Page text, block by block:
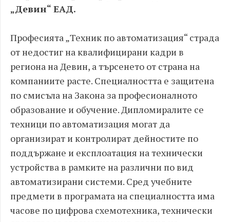
„Девин“ ЕАД.
Професията „Техник по автоматизация“ страда
от недостиг на квалифицирани кадри в
региона на Девин, а търсенето от страна на
компаниите расте. Специалността е защитена
по смисъла на Закона за професионалното
образование и обучение. Дипломиралите се
техници по автоматизация могат да
организират и контролирaт дейностите по
поддържане и експлоатация на технически
устройства в рамките на различни по вид
автоматизирани системи. Сред учебните
предмети в програмата на специалността има
часове по цифрова схемотехника, технически